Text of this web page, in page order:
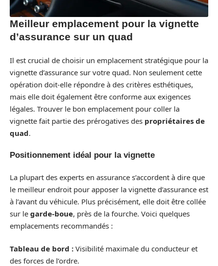
Meilleur emplacement pour la vignette
d’assurance sur un quad
Il est crucial de choisir un emplacement stratégique pour la
vignette d’assurance sur votre quad. Non seulement cette
opération doit-elle répondre à des critères esthétiques,
mais elle doit également être conforme aux exigences
légales. Trouver le bon emplacement pour coller la
vignette fait partie des prérogatives des propriétaires de
quad.
Positionnement idéal pour la vignette
La plupart des experts en assurance s’accordent à dire que
le meilleur endroit pour apposer la vignette d’assurance est
à l’avant du véhicule. Plus précisément, elle doit être collée
sur le garde-boue, près de la fourche. Voici quelques
emplacements recommandés :
Tableau de bord : Visibilité maximale du conducteur et
des forces de l’ordre.